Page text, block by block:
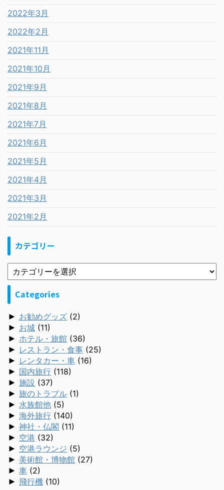
2022年3月
2022年2月
2021年11月
2021年10月
2021年9月
2021年8月
2021年7月
2021年6月
2021年5月
2021年4月
2021年3月
2021年2月
カテゴリー
Categories
► お勧めグッズ (2)
► お城 (11)
► ホテル・旅館 (36)
► レストラン・食事 (25)
► レンタカー・車 (16)
► 国内旅行 (118)
► 施設 (37)
► 旅のトラブル (1)
► 水族館他 (5)
► 海外旅行 (140)
► 神社・仏閣 (11)
► 空港 (32)
► 空港ラウンジ (5)
► 美術館・博物館 (27)
► 車 (2)
► 飛行機 (10)